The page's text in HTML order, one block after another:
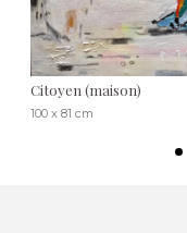
Citoyen (maison)
100 x 81 cm